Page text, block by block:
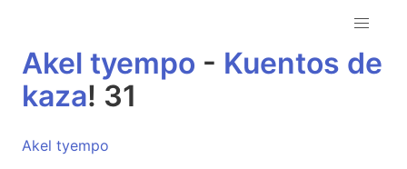
Akel tyempo - Kuentos de
kaza! 31
Akel tyempo